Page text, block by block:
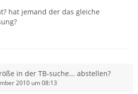
hat jemand der das gleiche
in der TB-suche... abstellen?
2010 um 08:13